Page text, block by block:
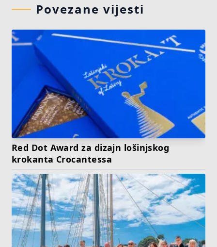
Povezane vijesti
Red Dot Award za dizajn lošinjskog
krokanta Crocantessa